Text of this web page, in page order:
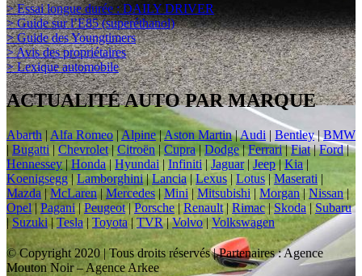
> Essai longue durée : DAILY DRIVER
> Guide sur l’E85 (superéthanol)
> Guide des Youngtimers
> Avis des propriétaires
> Lexique automobile
ACTUALITÉ AUTO PAR MARQUE
Abarth | Alfa Romeo|Alpine|Aston Martin|Audi | Bentley|BMW
| Bugatti|Chevrolet|Citroën |Cupra | Dodge|Ferrari|Fiat|Ford|
Hennessey| Honda| Hyundai |Infiniti | Jaguar| Jeep|Kia |
Koenigsegg|Lamborghini|Lancia|Lexus | Lotus| Maserati |
Mazda |McLaren|Mercedes | Mini | Mitsubishi | Morgan|Nissan|
Opel | Pagani|Peugeot|Porsche | Renault| Rimac|Skoda | Subaru
| Suzuki|Tesla| Toyota | TVR|Volvo|Volkswagen
© Copyright 2020 | Tous droits réservés | Partenaires : Agence
Mouton Noir – Agence Arkee